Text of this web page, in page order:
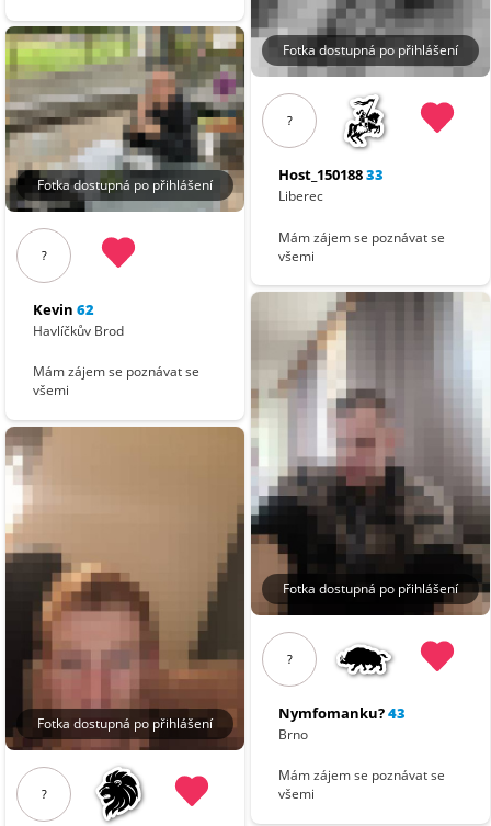
Fotka dostupná po přihlášení
?
Kevin 62
Havlíčkův Brod
Mám zájem se poznávat se
všemi
Fotka dostupná po přihlášení
?
Fotka dostupná po přihlášení
?
Host_15018833
Liberec
Mám zájem se poznávat se
všemi
Fotka dostupná po přihlášení
?
Nymfomanku?43
Brno
Mám zájem se poznávat se
všemi